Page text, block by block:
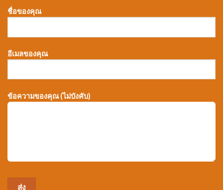
ชื่อของคุณ
อีเมลของคุณ
ข้อความของคุณ (ไม่บังคับ)